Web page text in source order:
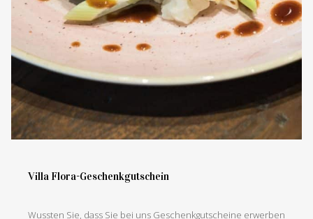
Villa Flora-Geschenkgutschein
Wussten Sie, dass Sie bei uns Geschenkgutscheine erwerben